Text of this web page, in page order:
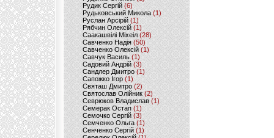
Рудик Сергій(6)
Рудьковський Микола (1)
Руслан Арсірій(1)
Рябчин Олексій (1)
Саакашвілі Міхеіл(28)
Савченко Надія (50)
Савченко Олексій(1)
Савчук Василь (1)
Садовий Андрій (3)
Сандлер Дмитро(1)
Сапожко Ігор(1)
Святаш Дмитро (2)
Святослав Олійник (2)
Севрюков Владислав (1)
Семерак Остап (1)
Семочко Сергій (3)
Семченко Ольга (1)
Сенченко Сергій(1)